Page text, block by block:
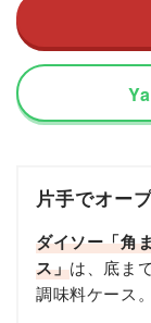
片手でオー
ダイソー「角
ス」は、底ま
調味料ケース